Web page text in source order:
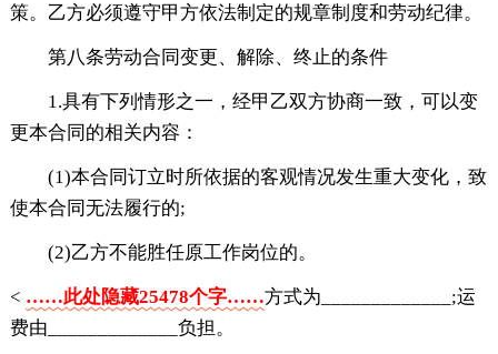
策。乙方必须遵守甲方依法制定的规章制度和劳动纪律。
第八条劳动合同变更、解除、终止的条件
1.具有下列情形之一，经甲乙双方协商一致，可以变
更本合同的相关内容：
(1)本合同订立时所依据的客观情况发生重大变化，致
使本合同无法履行的;
(2)乙方不能胜任原工作岗位的。
< ……此处隐藏25478个字……方式为_____________;运
费由_____________负担。